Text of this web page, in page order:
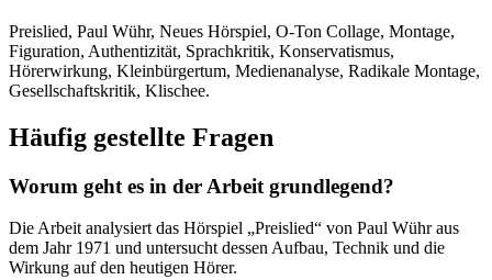
Preislied, Paul Wühr, Neues Hörspiel, O-Ton Collage, Montage,
Figuration, Authentizität, Sprachkritik, Konservatismus,
Hörerwirkung, Kleinbürgertum, Medienanalyse, Radikale Montage,
Gesellschaftskritik, Klischee.
Häufig gestellte Fragen
Worum geht es in der Arbeit grundlegend?
Die Arbeit analysiert das Hörspiel „Preislied“ von Paul Wühr aus
dem Jahr 1971 und untersucht dessen Aufbau, Technik und die
Wirkung auf den heutigen Hörer.